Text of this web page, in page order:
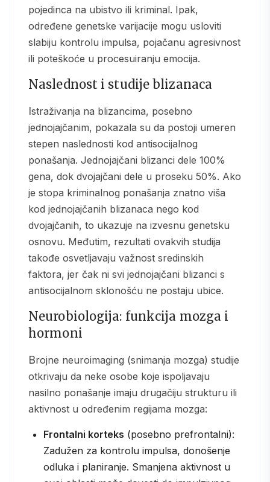
pojedinca na ubistvo ili kriminal. Ipak,
određene genetske varijacije mogu usloviti
slabiju kontrolu impulsa, pojačanu agresivnost
ili poteškoće u procesuiranju emocija.
Naslednost i studije blizanaca
Istraživanja na blizancima, posebno
jednojajčanim, pokazala su da postoji umeren
stepen naslednosti kod antisocijalnog
ponašanja. Jednojajčani blizanci dele 100%
gena, dok dvojajčani dele u proseku 50%. Ako
je stopa kriminalnog ponašanja znatno viša
kod jednojajčanih blizanaca nego kod
dvojajčanih, to ukazuje na izvesnu genetsku
osnovu. Međutim, rezultati ovakvih studija
takođe osvetljavaju važnost sredinskih
faktora, jer čak ni svi jednojajčani blizanci s
antisocijalnom sklonošću ne postaju ubice.
Neurobiologija: funkcija mozga i
hormoni
Brojne neuroimaging (snimanja mozga) studije
otkrivaju da neke osobe koje ispoljavaju
nasilno ponašanje imaju drugačiju strukturu ili
aktivnost u određenim regijama mozga:
Frontalni korteks (posebno prefrontalni):
Zadužen za kontrolu impulsa, donošenje
odluka i planiranje. Smanjena aktivnost u